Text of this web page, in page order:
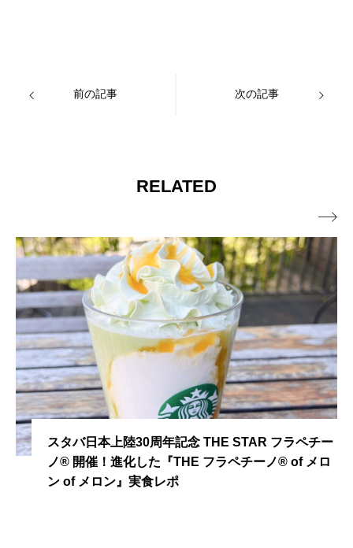
前の記事 次の記事
RELATED
スタバ日本上陸30周年記念 THE STAR フラペチー
ノ® 開催！進化した『THE フラペチーノ® of メロ
ン of メロン』実食レポ
